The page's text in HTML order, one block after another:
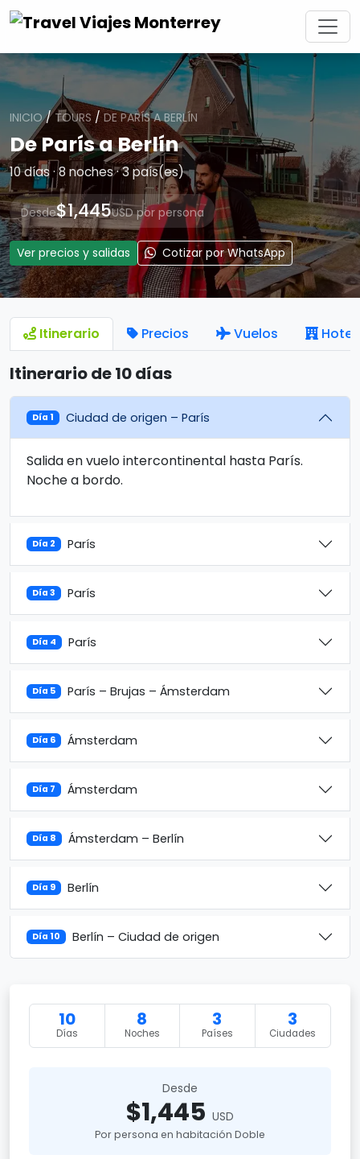
INICIO/TOURS /DE PARÍS A BERLÍN
De París a Berlín
10 días · 8 noches · 3 país(es)
Desde$1,445USD por persona
Ver precios y salidas Cotizar por WhatsApp
Itinerario Precios Vuelos
Itinerario de 10 días
Día 1 Ciudad de origen – París
Salida en vuelo intercontinental hasta París.
Noche a bordo.
Día 2 París
Día 3 París
Día 4 París
Día 5 París – Brujas – Ámsterdam
Día 6 Ámsterdam
Día 7 Ámsterdam
Día 8 Ámsterdam – Berlín
Día 9 Berlín
Día 10 Berlín – Ciudad de origen
10
Días
8
Noches
3
Países
3
Ciudades
Desde
$1,445 USD
Por persona en habitación Doble